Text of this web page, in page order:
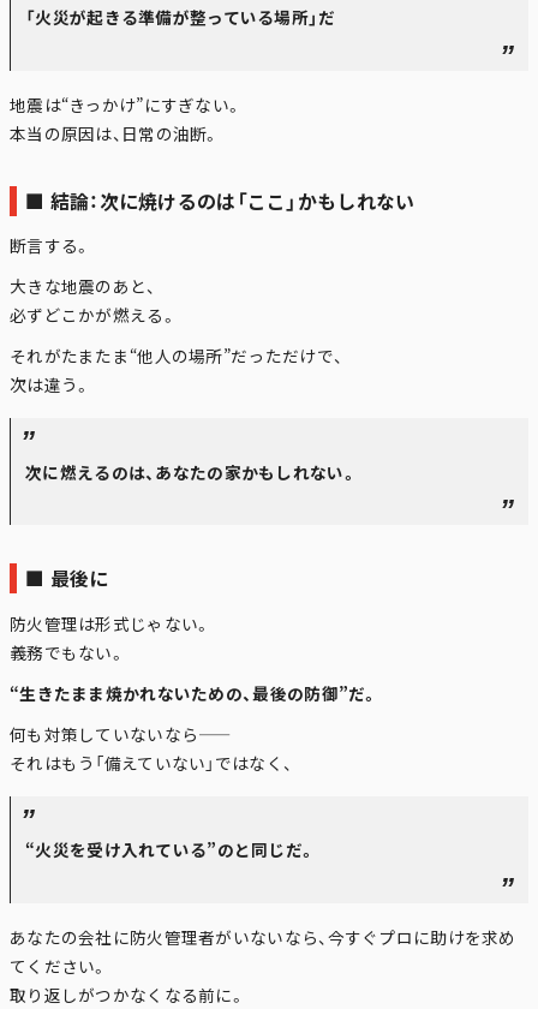
「火災が起きる準備が整っている場所」だ
地震は“きっかけ”にすぎない。
本当の原因は、日常の油断。
■ 結論：次に焼けるのは「ここ」かもしれない
断言する。
大きな地震のあと、
必ずどこかが燃える。
それがたまたま“他人の場所”だっただけで、
次は違う。
次に燃えるのは、あなたの家かもしれない。
■ 最後に
防火管理は形式じゃない。
義務でもない。
“生きたまま焼かれないための、最後の防御”だ。
何も対策していないなら――
それはもう「備えていない」ではなく、
“火災を受け入れている”のと同じだ。
あなたの会社に防火管理者がいないなら、今すぐプロに助けを求め
てください。
取り返しがつかなくなる前に。